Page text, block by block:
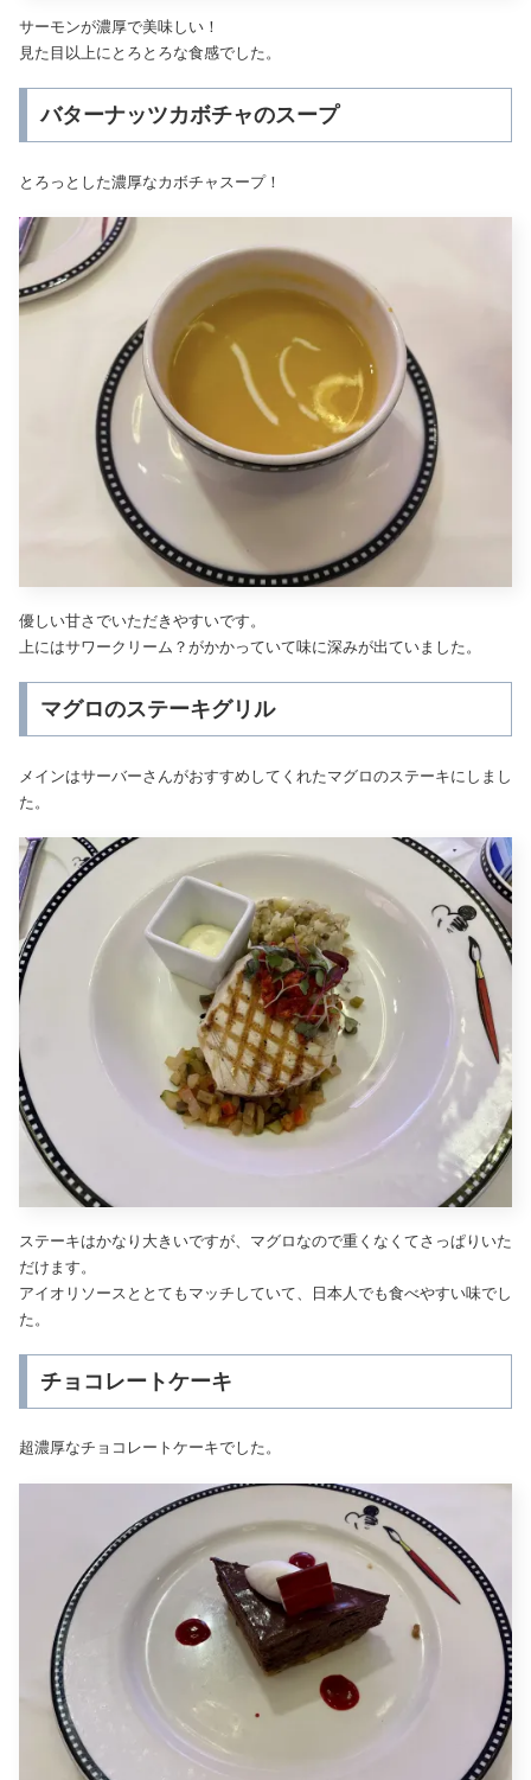
サーモンが濃厚で美味しい！
見た目以上にとろとろな食感でした。
バターナッツカボチャのスープ
とろっとした濃厚なカボチャスープ！
優しい甘さでいただきやすいです。
上にはサワークリーム？がかかっていて味に深みが出ていました。
マグロのステーキグリル
メインはサーバーさんがおすすめしてくれたマグロのステーキにしまし
た。
ステーキはかなり大きいですが、マグロなので重くなくてさっぱりいた
だけます。
アイオリソースととてもマッチしていて、日本人でも食べやすい味でし
た。
チョコレートケーキ
超濃厚なチョコレートケーキでした。